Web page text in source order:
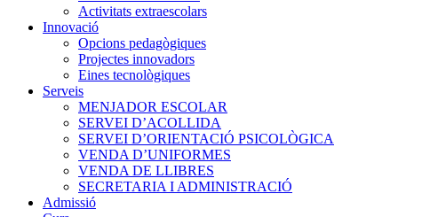
Activitats extraescolars
Innovació
Opcions pedagògiques
Projectes innovadors
Eines tecnològiques
Serveis
MENJADOR ESCOLAR
SERVEI D’ACOLLIDA
SERVEI D’ORIENTACIÓ PSICOLÒGICA
VENDA D’UNIFORMES
VENDA DE LLIBRES
SECRETARIA I ADMINISTRACIÓ
Admissió